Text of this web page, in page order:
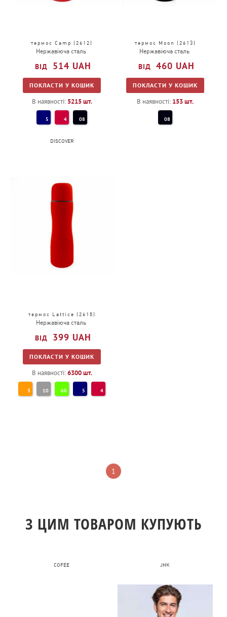
термос Camp (2612)
Нержавіюча сталь
514 UAH
ПОКЛАСТИ У КОШИК
В наявності: 5215шт.
5 4 08
термос Moon (2613)
Нержавіюча сталь
460 UAH
ПОКЛАСТИ У КОШИК
В наявності: 153шт.
08
DISCOVER
термос Lattice (2615)
Нержавіюча сталь
399 UAH
ПОКЛАСТИ У КОШИК
В наявності:6300шт.
3 10 60 5 4
1
З ЦИМ ТОВАРОМ КУПУЮТЬ
COFEE JHK